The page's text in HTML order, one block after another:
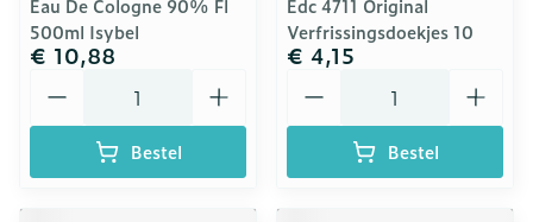
Eau De Cologne 90% Fl
500ml Isybel
€ 10,88
Bestel
Edc 4711 Original
Verfrissingsdoekjes 10
€ 4,15
Bestel